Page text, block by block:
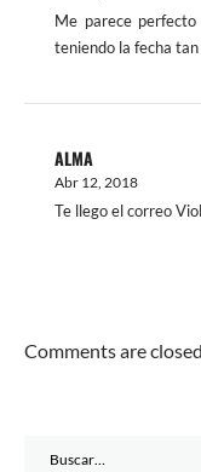
Me parece
teniendo la fecha
ALMA
Abr 12, 2018
Te llego el correo
Comments are